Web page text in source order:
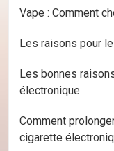
Vape : Comment
Les raisons pour
Les bonnes
électronique
Comment
cigarette